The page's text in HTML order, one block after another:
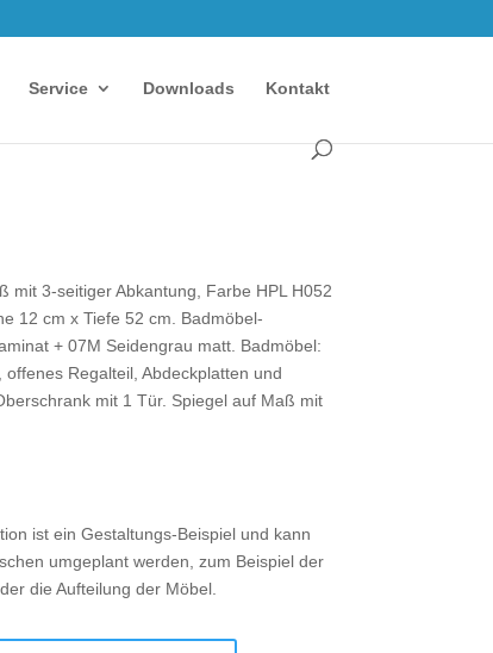
Service Downloads Kontakt
mit 3-seitiger Abkantung, Farbe HPL H052
12 cm x Tiefe 52 cm. Badmöbel-
+ 07M Seidengrau matt. Badmöbel:
Regalteil, Abdeckplatten und
mit 1 Tür. Spiegel auf Maß mit
ist ein Gestaltungs-Beispiel und kann
umgeplant werden, zum Beispiel der
die Aufteilung der Möbel.